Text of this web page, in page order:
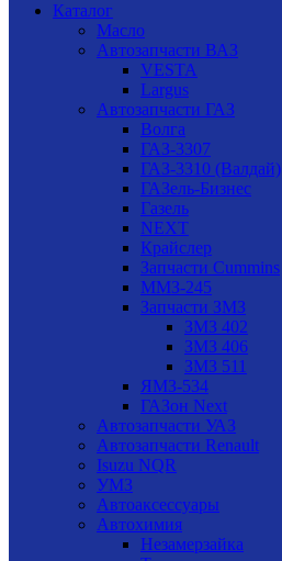
Каталог
Масло
Автозапчасти ВАЗ
VESTA
Largus
Автозапчасти ГАЗ
Волга
ГАЗ-3307
ГАЗ-3310 (Валдай)
ГАЗель-Бизнес
Газель
NEXT
Крайслер
Запчасти Cummins
ММЗ-245
Запчасти ЗМЗ
ЗМЗ 402
ЗМЗ 406
ЗМЗ 511
ЯМЗ-534
ГАЗон Next
Автозапчасти УАЗ
Автозапчасти Renault
Isuzu NQR
УМЗ
Автоаксессуары
Автохимия
Незамерзайка